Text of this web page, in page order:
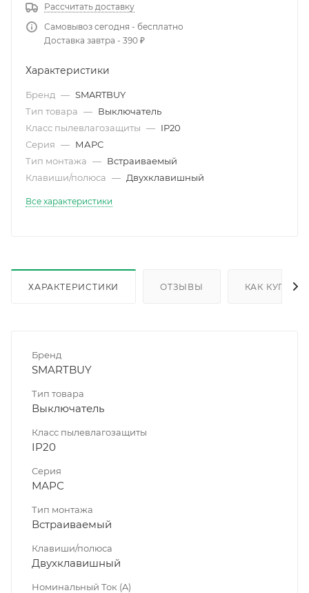
Рассчитать доставку
Самовывоз сегодня - бесплатно
Доставка завтра - 390 ₽
Характеристики
Бренд — SMARTBUY
Тип товара — Выключатель
Класс пылевлагозащиты — IP20
Серия — МАРС
Тип монтажа — Встраиваемый
Клавиши/полюса — Двухклавишный
Все характеристики
ХАРАКТЕРИСТИКИ ОТЗЫВЫ КАК КУПИТЬ
Бренд
SMARTBUY
Тип товара
Выключатель
Класс пылевлагозащиты
IP20
Серия
МАРС
Тип монтажа
Встраиваемый
Клавиши/полюса
Двухклавишный
Номинальный Ток (A)